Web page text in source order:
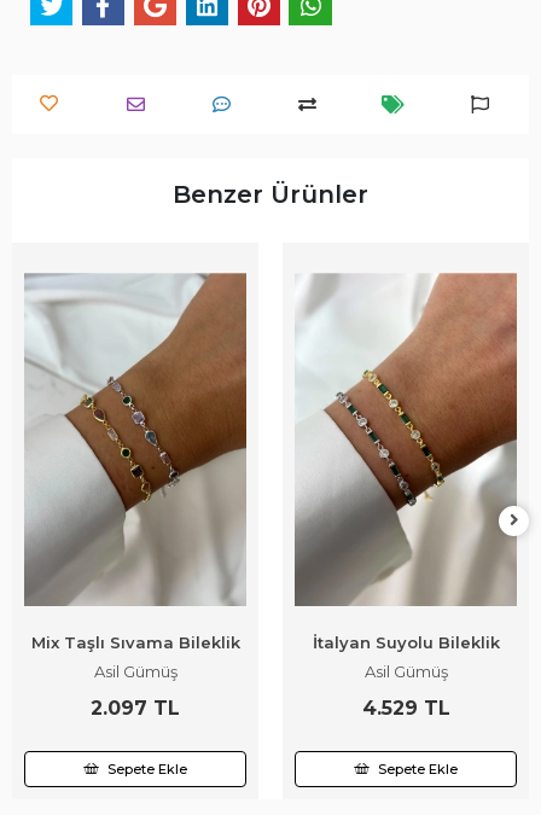
Benzer Ürünler
Mix Taşlı Sıvama Bileklik
Asil Gümüş
2.097 TL
Sepete Ekle
İtalyan Suyolu Bileklik
Asil Gümüş
4.529 TL
Sepete Ekle